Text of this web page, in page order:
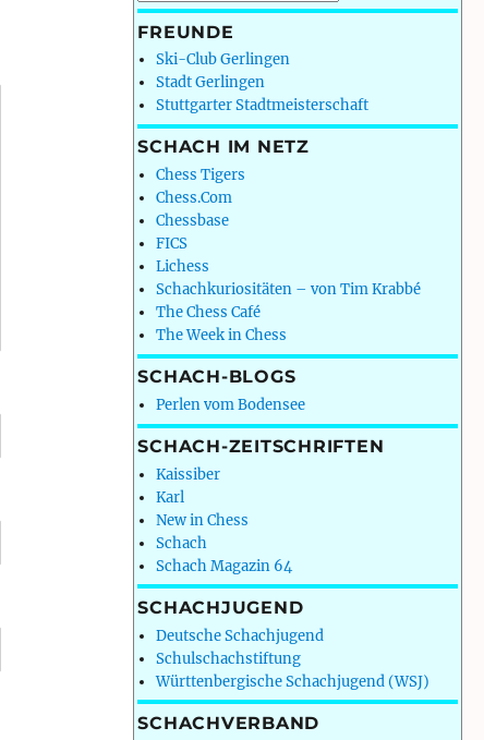
FREUNDE
Ski-Club Gerlingen
Stadt Gerlingen
Stuttgarter Stadtmeisterschaft
SCHACH IM NETZ
Chess Tigers
Chess.Com
Chessbase
FICS
Lichess
Schachkuriositäten – von Tim Krabbé
The Chess Café
The Week in Chess
SCHACH-BLOGS
Perlen vom Bodensee
SCHACH-ZEITSCHRIFTEN
Kaissiber
Karl
New in Chess
Schach
Schach Magazin 64
SCHACHJUGEND
Deutsche Schachjugend
Schulschachstiftung
Württenbergische Schachjugend (WSJ)
SCHACHVERBAND